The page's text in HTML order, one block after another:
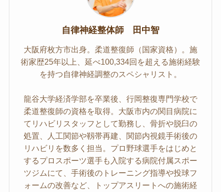
自律神経整体師 田中智
大阪府枚方市出身。柔道整復師（国家資格）。施
術家歴25年以上、延べ100,334回を超える施術経験
を持つ自律神経調整のスペシャリスト。
龍谷大学経済学部を卒業後、行岡整復専門学校で
柔道整復師の資格を取得。大阪市内の関目病院に
てリハビリスタッフとして勤務し、骨折や脱臼の
処置、人工関節や靱帯再建、関節内視鏡手術後の
リハビリを数多く担当。プロ野球選手をはじめと
するプロスポーツ選手も入院する病院付属スポー
ツジムにて、手術後のトレーニング指導や投球フ
ォームの改善など、トップアスリートへの施術経